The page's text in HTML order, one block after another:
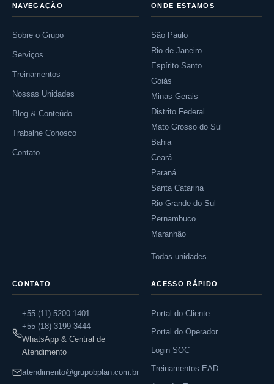
NAVEGAÇÃO
Sobre o Grupo
Serviços
Treinamentos
Nossas Unidades
Blog & Conteúdo
Trabalhe Conosco
Contato
ONDE ESTAMOS
São Paulo
Rio de Janeiro
Espírito Santo
Goiás
Minas Gerais
Distrito Federal
Mato Grosso do Sul
Bahia
Ceará
Paraná
Santa Catarina
Rio Grande do Sul
Pernambuco
Maranhão
Todas unidades
CONTATO
+55 (11) 5200-1401
+55 (18) 3199-3444
WhatsApp & Central de
Atendimento
atendimento@grupobplan.com.br
ACESSO RÁPIDO
Portal do Cliente
Portal do Operador
Login SOC
Treinamentos EAD